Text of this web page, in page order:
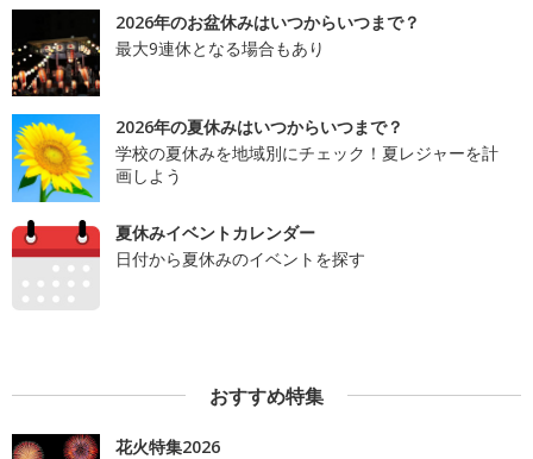
2026年のお盆休みはいつからいつまで？
最大9連休となる場合もあり
2026年の夏休みはいつからいつまで？
学校の夏休みを地域別にチェック！夏レジャーを計
画しよう
夏休みイベントカレンダー
日付から夏休みのイベントを探す
おすすめ特集
花火特集2026